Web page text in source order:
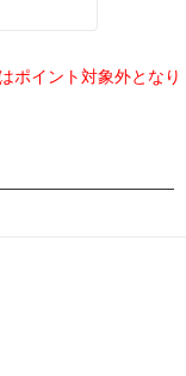
ポイント対象外となり